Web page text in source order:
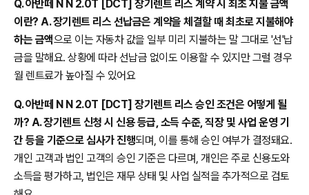
Q. 아반떼 N N 2.0T [DCT] 장기렌트 리스 계약 시 최초 지불 금액
이란? A. 장기렌트 리스 선납금은 계약을 체결할 때 최초로 지불해야
하는 금액으로 이는 자동차 값을 일부 미리 지불하는 말 그대로 '선'납
금을 말해요. 상황에 따라 선납금 없이도 이용할 수 있지만 그럴 경우
월 렌트료가 높아질 수 있어요
Q. 아반떼 N N 2.0T [DCT] 장기렌트 리스 승인 조건은 어떻게 될
까? A. 장기렌트 신청 시 신용 등급, 소득 수준, 직장 및 사업 운영 기
간 등을 기준으로 심사가 진행되며, 이를 통해 승인 여부가 결정돼요.
개인 고객과 법인 고객의 승인 기준은 다르며, 개인은 주로 신용도와
소득을 평가하고, 법인은 재무 상태 및 사업 실적을 추가적으로 검토